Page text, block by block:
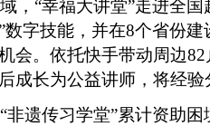
“幸福大讲堂”走进全国
数字技能，并在8个省份
会。依托快手带动周边
成长为公益讲师，将经
传习学堂”累计资助困